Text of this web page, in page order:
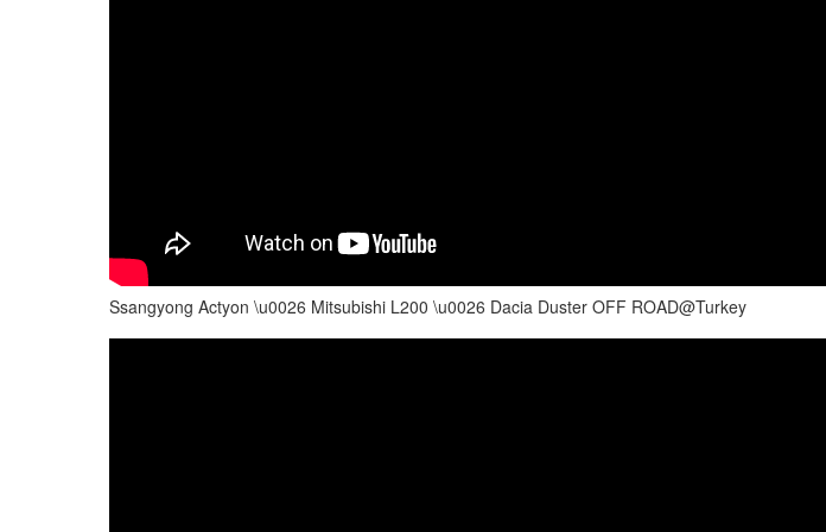
Ssangyong Actyon \u0026 Mitsubishi L200 \u0026 Dacia Duster OFF ROAD@Turkey